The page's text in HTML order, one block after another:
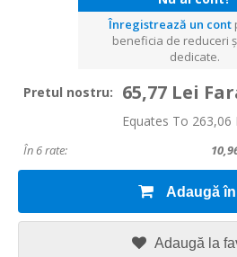
Înregistrează un cont
beneficia de reduceri
dedicate.
Pretul nostru: 65,77 Lei
Equates To 263,06
În 6 rate:
Adaugă
Adaugă la